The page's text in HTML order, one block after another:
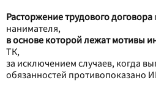
Расторжение трудового договора
нанимателя,
в основе которой лежат мотивы
ТК,
за исключением случаев, когда
обязанностей противопоказано